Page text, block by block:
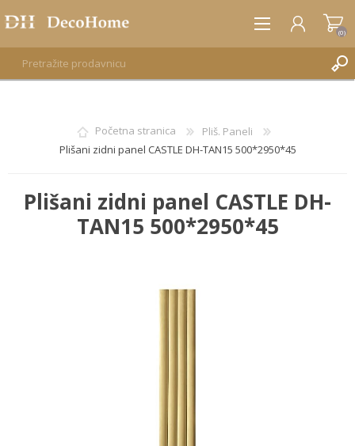
REGISTRUJTE SE
PRIJAVA
(0)
Početna stranica
Pliš. Paneli
Plišani zidni panel CASTLE DH-TAN15 500*2950*45
Plišani zidni panel CASTLE DH-
TAN15 500*2950*45